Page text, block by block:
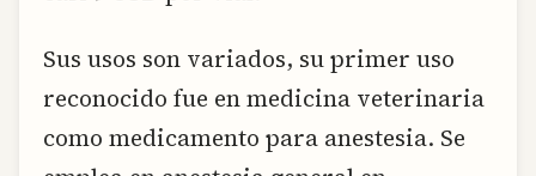
Sus usos son variados, su primer uso
reconocido fue en medicina veterinaria
como medicamento para anestesia. Se